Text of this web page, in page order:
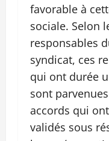
favorable à
sociale. Selon
responsables
syndicat, ces
qui ont durée
sont
accords qui
validés sous